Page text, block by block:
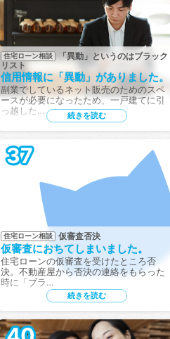
住宅ローン相談
「異動」というのはブラック
リスト
信用情報に「異動」がありました。
副業でしているネット販売のためのスペ
ースが必要になったため、一戸建てに引
っ越した…
続きを読む
37
住宅ローン相談 仮審査否決
仮審査におちてしまいました。
住宅ローンの仮審査を受けたところ否
決。不動産屋から否決の連絡をもらった
時に「ブラ…
続きを読む